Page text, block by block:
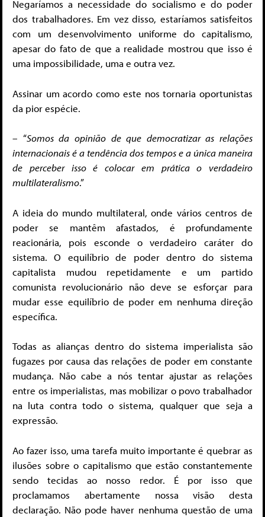
Negaríamos a necessidade do socialismo e do poder
dos trabalhadores. Em vez disso, estaríamos satisfeitos
com um desenvolvimento uniforme do capitalismo,
apesar do fato de que a realidade mostrou que isso é
uma impossibilidade, uma e outra vez.
Assinar um acordo como este nos tornaria oportunistas
da pior espécie.
– “Somos da opinião de que democratizar as relações
internacionais é a tendência dos tempos e a única maneira
de perceber isso é colocar em prática o verdadeiro
multilateralismo.”
A ideia do mundo multilateral, onde vários centros de
poder se mantêm afastados, é profundamente
reacionária, pois esconde o verdadeiro caráter do
sistema. O equilíbrio de poder dentro do sistema
capitalista mudou repetidamente e um partido
comunista revolucionário não deve se esforçar para
mudar esse equilíbrio de poder em nenhuma direção
específica.
Todas as alianças dentro do sistema imperialista são
fugazes por causa das relações de poder em constante
mudança. Não cabe a nós tentar ajustar as relações
entre os imperialistas, mas mobilizar o povo trabalhador
na luta contra todo o sistema, qualquer que seja a
expressão.
Ao fazer isso, uma tarefa muito importante é quebrar as
ilusões sobre o capitalismo que estão constantemente
sendo tecidas ao nosso redor. É por isso que
proclamamos abertamente nossa visão desta
declaração. Não pode haver nenhuma questão de uma